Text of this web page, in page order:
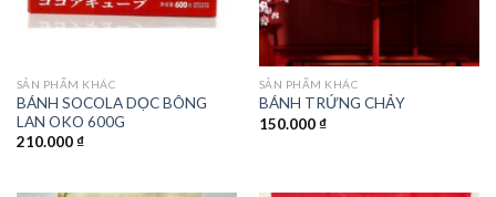
SẢN PHẨM KHÁC
BÁNH SOCOLA DỌC BÔNG
LAN OKO 600G
210.000₫
SẢN PHẨM KHÁC
BÁNH TRỨNG CHẢY
150.000₫